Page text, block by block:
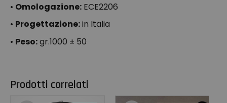
• Omologazione: ECE2206
• Progettazione:in Italia
• Peso:gr.1000 ± 50
Prodotti correlati